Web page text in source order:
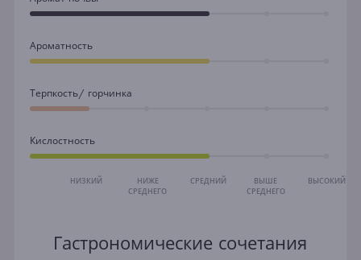
Ароматность
Терпкость/ горчинка
Кислостность
НИЗКИЙ
НИЖЕ
СРЕДНЕГО
СРЕДНИЙ
ВЫШЕ
СРЕДНЕГО
ВЫСОКИЙ
Гастрономические сочетания